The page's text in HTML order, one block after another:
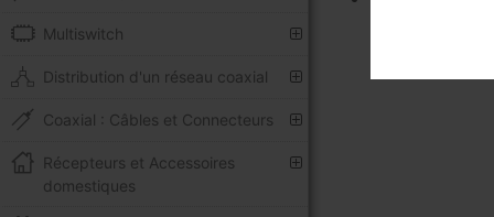
Multiswitch
Distribution d'un réseau coaxial
Coaxial : Câbles et Connecteurs
Récepteurs et Accessoires
domestiques